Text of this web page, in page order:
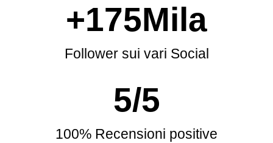
Follower sui vari Social
+175Mila
100% Recensioni positive
5/5